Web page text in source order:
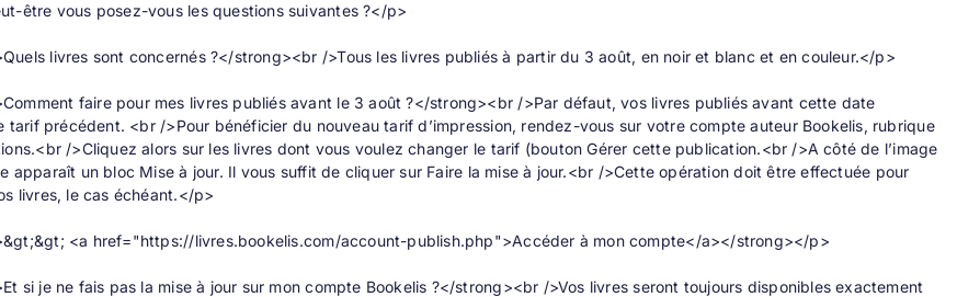
être vous posez-vous les questions suivantes ?</p>
livres sont concernés ?</strong><br />Tous les livres publiés à partir du 3 août, en noir et blanc et en couleur.</p>
faire pour mes livres publiés avant le 3 août ?</strong><br />Par défaut, vos livres publiés avant cette date
tarif précédent. <br />Pour bénéficier du nouveau tarif d’impression, rendez-vous sur votre compte auteur Bookelis, rubrique
/>Cliquez alors sur les livres dont vous voulez changer le tarif (bouton Gérer cette publication.<br />A côté de l’image
apparaît un bloc Mise à jour. Il vous suffit de cliquer sur Faire la mise à jour.<br />Cette opération doit être effectuée pour
livres, le cas échéant.</p>
<a href="https://livres.bookelis.com/account-publish.php">Accéder à mon compte</a></strong></p>
si je ne fais pas la mise à jour sur mon compte Bookelis ?</strong><br />Vos livres seront toujours disponibles exactement